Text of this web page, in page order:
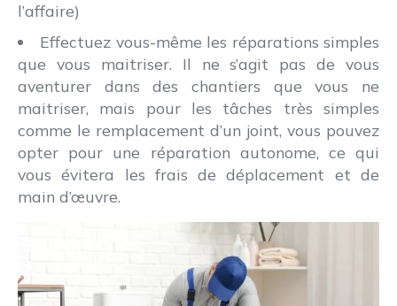
l’affaire)
Effectuez vous-même les réparations simples
que vous maitriser. Il ne s’agit pas de vous
aventurer dans des chantiers que vous ne
maitriser, mais pour les tâches très simples
comme le remplacement d’un joint, vous pouvez
opter pour une réparation autonome, ce qui
vous évitera les frais de déplacement et de
main d’œuvre.